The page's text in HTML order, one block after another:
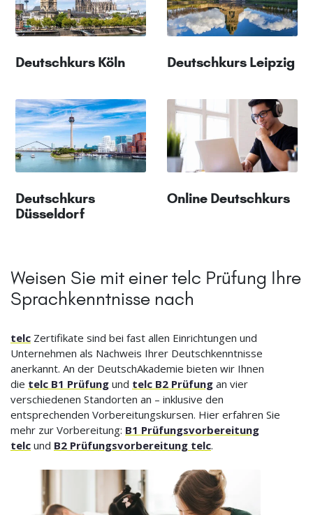
Deutschkurs Köln Deutschkurs Leipzig
Deutschkurs
Düsseldorf
Online Deutschkurs
Weisen Sie mit einer telc Prüfung Ihre
Sprachkenntnisse nach
telc Zertifikate sind bei fast allen Einrichtungen und
Unternehmen als Nachweis Ihrer Deutschkenntnisse
anerkannt. An der DeutschAkademie bieten wir Ihnen
die telc B1 Prüfung und telc B2 Prüfung an vier
verschiedenen Standorten an – inklusive den
entsprechenden Vorbereitungskursen. Hier erfahren Sie
mehr zur Vorbereitung: B1 Prüfungsvorbereitung
telc und B2 Prüfungsvorbereitung telc.